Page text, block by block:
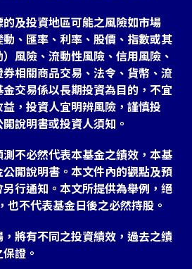
及投資地區可能之風險如市場
動、匯率、利率、股價、指數或其
風險、流動性風險、信用風險、
相關商品交易、法令、貨幣、流
交易係以長期投資為目的，不宜
，投資人宜明辨風險，謹慎投
說明書或投資人須知。
不必然代表本基金之績效，本基
開說明書。本文件內的觀點及預
行通知。本文所提供為舉例，絕
也不代表基金日後之必然持股。
將有不同之投資績效，過去之績
證。